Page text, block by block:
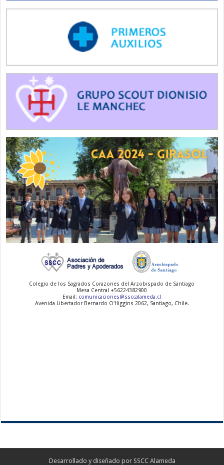
Colegio de los Sagrados Corazones del Arzobispado de Santiago
Mesa Central +56224382900
Email: comunicaciones@ssccalameda.cl
Avenida Libertador Bernardo O'Higgins 2062, Santiago, Chile.
Desarrollado y diseñado por SSCC Alameda